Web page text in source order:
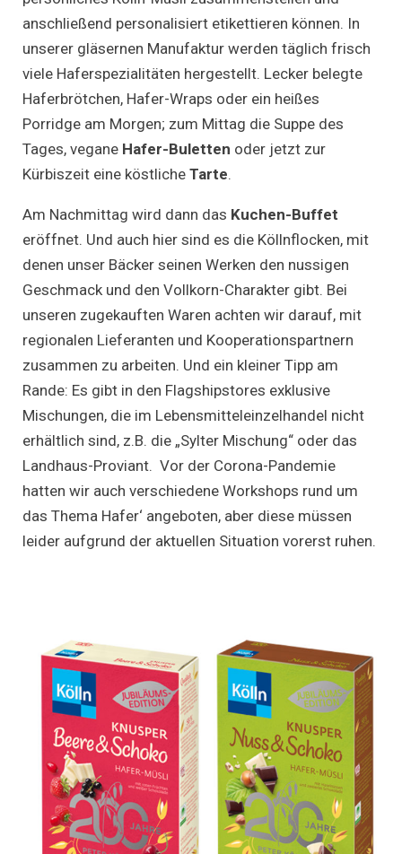
anschließend personalisiert etikettieren können. In
unserer gläsernen Manufaktur werden täglich frisch
viele Haferspezialitäten hergestellt. Lecker belegte
Haferbrötchen, Hafer-Wraps oder ein heißes
Porridge am Morgen; zum Mittag die Suppe des
Tages, vegane Hafer-Buletten oder jetzt zur
Kürbiszeit eine köstliche Tarte.
Am Nachmittag wird dann das Kuchen-Buffet
eröffnet. Und auch hier sind es die Köllnflocken, mit
denen unser Bäcker seinen Werken den nussigen
Geschmack und den Vollkorn-Charakter gibt. Bei
unseren zugekauften Waren achten wir darauf, mit
regionalen Lieferanten und Kooperationspartnern
zusammen zu arbeiten. Und ein kleiner Tipp am
Rande: Es gibt in den Flagshipstores exklusive
Mischungen, die im Lebensmitteleinzelhandel nicht
erhältlich sind, z.B. die „Sylter Mischung“ oder das
Landhaus-Proviant. Vor der Corona-Pandemie
hatten wir auch verschiedene Workshops rund um
das Thema Hafer‘ angeboten, aber diese müssen
leider aufgrund der aktuellen Situation vorerst ruhen.